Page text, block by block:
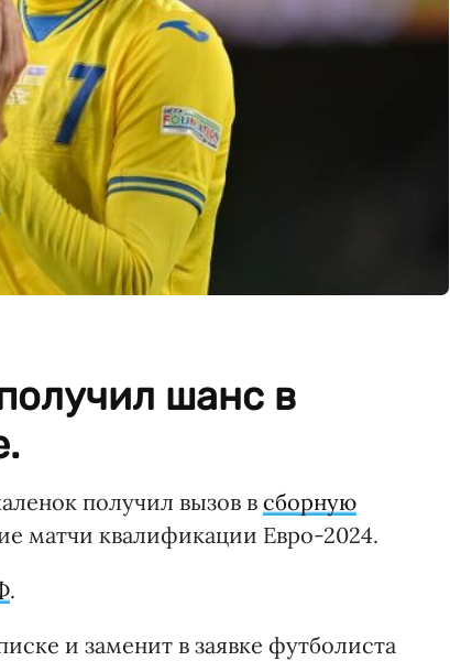
шанс в
получил вызов в сборную
матчи квалификации Евро-2024.
.
и заменит в заявке футболиста